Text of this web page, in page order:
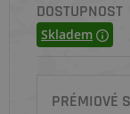
DOSTUPNOST
Skladem
PRÉMIOVÉ